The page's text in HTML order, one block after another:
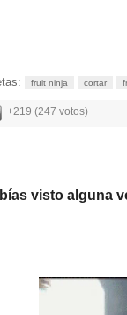
fruit ninja cortar
+219 (247 votos)
visto alguna